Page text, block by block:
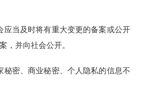
当及时将有重大变更的备案或公开
，并向社会公开。
密、商业秘密、个人隐私的信息不